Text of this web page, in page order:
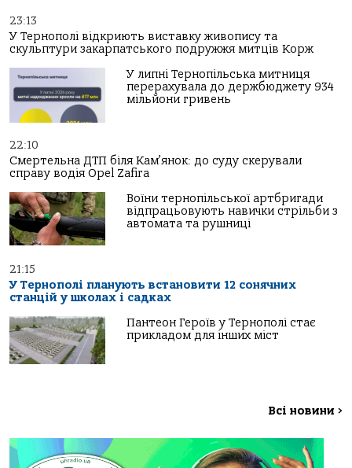
23:13
У Тернополі відкриють виставку живопису та
скульптури закарпатського подружжя митців Корж
У липні Тернопільська митниця
перерахувала до держбюджету 934
мільйони гривень
22:10
Смертельна ДТП біля Кам’янок: до суду скерували
справу водія Opel Zafira
Воїни тернопільської артбригади
відпрацьовують навички стрільби з
автомата та рушниці
21:15
У Тернополі планують встановити 12 сонячних
станцій у школах і садках
Пантеон Героїв у Тернополі стає
прикладом для інших міст
Всі новини >